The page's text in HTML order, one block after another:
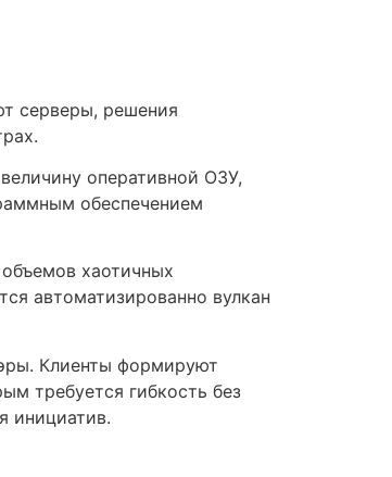
серверы, решения
оперативной ОЗУ,
обеспечением
хаотичных
автоматизированно вулкан
Клиенты формируют
требуется гибкость без
инициатив.